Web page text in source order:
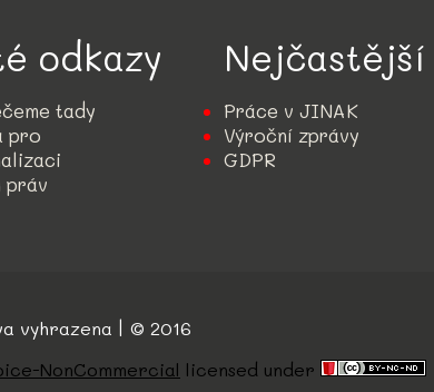
odkazy
tady
pro
práv
Práce v JINAK
Výroční zprávy
GDPR
vyhrazena | © 2016
NonCommercial licensed under